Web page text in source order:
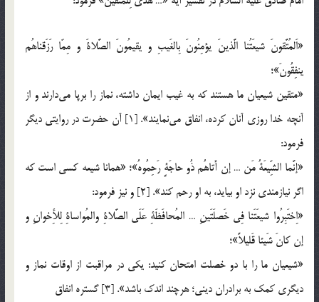
«اَلمُتَّقونَ شیعَتُنا الَّذینَ یؤمِنُونَ بِالغَیبِ و یقیمُونَ الصَّلاةَ و مِمّا رَزَقناهُم
ینفِقُونَ»؛
«متقین شیعیان ما هستند که به غیب ایمان داشته، نماز را برپا می‌دارند و از
آنچه خدا روزی آنان کرده، انفاق می‌نمایند». [1] آن حضرت در روایتی دیگر
فرمود:
«إنَّما الشِّیعَةُ مَن … إن أَتاهُم ذُو حاجَةٍ رَحِمُوهُ»؛ «همانا شیعه کسی است که
اگر نیازمندی نزد او بیاید، به او رحم کند». [2] و نیز فرمود:
«اِختَبِرُوا شیعَتَنا فِی خَصلَتَینِ … المُحافَظَةِ عَلَی الصَّلاةِ والمُواساةِ لِلأِخوانِ و
إن کانَ شَیئا قَلیلاً»؛
«شیعیان ما را با دو خصلت امتحان کنید: یکی در مراقبت از اوقات نماز و
دیگری کمک به برادران دینی؛ هرچند اندک باشد». [3] گستره انفاق